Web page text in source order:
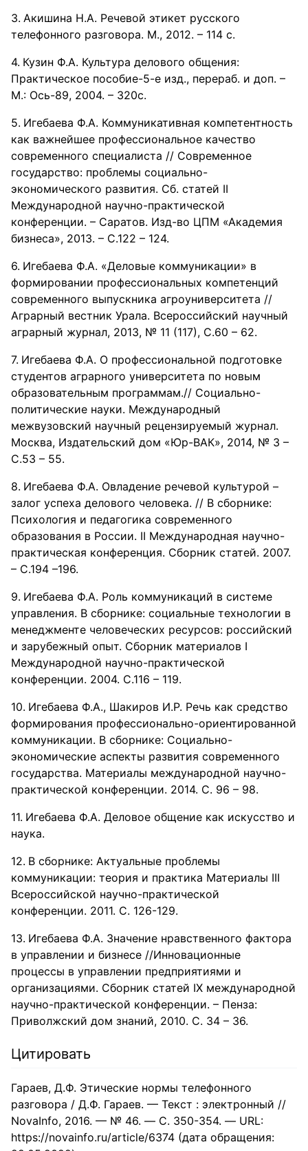
Акишина Н.А. Речевой этикет русского
телефонного разговора. М., 2012. – 114 с.
Кузин Ф.А. Культура делового общения:
Практическое пособие-5-е изд., перераб. и доп. –
М.: Ось-89, 2004. – 320с.
Игебаева Ф.А. Коммуникативная компетентность
как важнейшее профессиональное качество
современного специалиста // Современное
государство: проблемы социально-
экономического развития. Сб. статей II
Международной научно-практической
конференции. – Саратов. Изд-во ЦПМ «Академия
бизнеса», 2013. – С.122 – 124.
Игебаева Ф.А. «Деловые коммуникации» в
формировании профессиональных компетенций
современного выпускника агроуниверситета //
Аграрный вестник Урала. Всероссийский научный
аграрный журнал, 2013, № 11 (117), С.60 – 62.
Игебаева Ф.А. О профессиональной подготовке
студентов аграрного университета по новым
образовательным программам.// Социально-
политические науки. Международный
межвузовский научный рецензируемый журнал.
Москва, Издательский дом «Юр-ВАК», 2014, № 3 –
С.53 – 55.
Игебаева Ф.А. Овладение речевой культурой –
залог успеха делового человека. // В сборнике:
Психология и педагогика современного
образования в России. II Международная научно-
практическая конференция. Сборник статей. 2007.
– С.194 –196.
Игебаева Ф.А. Роль коммуникаций в системе
управления. В сборнике: социальные технологии в
менеджменте человеческих ресурсов: российский
и зарубежный опыт. Сборник материалов I
Международной научно-практической
конференции. 2004. С.116 – 119.
Игебаева Ф.А., Шакиров И.Р. Речь как средство
формирования профессионально-ориентированной
коммуникации. В сборнике: Социально-
экономические аспекты развития современного
государства. Материалы международной научно-
практической конференции. 2014. С. 96 – 98.
Игебаева Ф.А. Деловое общение как искусство и
наука.
В сборнике: Актуальные проблемы
коммуникации: теория и практика Материалы III
Всероссийской научно-практической
конференции. 2011. С. 126-129.
Игебаева Ф.А. Значение нравственного фактора
в управлении и бизнесе //Инновационные
процессы в управлении предприятиями и
организациями. Сборник статей IX международной
научно-практической конференции. – Пенза:
Приволжский дом знаний, 2010. С. 34 – 36.
Цитировать
Гараев, Д.Ф. Этические нормы телефонного
разговора / Д.Ф. Гараев. — Текст : электронный //
NovaInfo, 2016. — № 46. — С. 350-354. — URL:
https://novainfo.ru/article/6374 (дата обращения: